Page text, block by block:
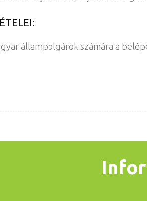
állampolgárok számára a